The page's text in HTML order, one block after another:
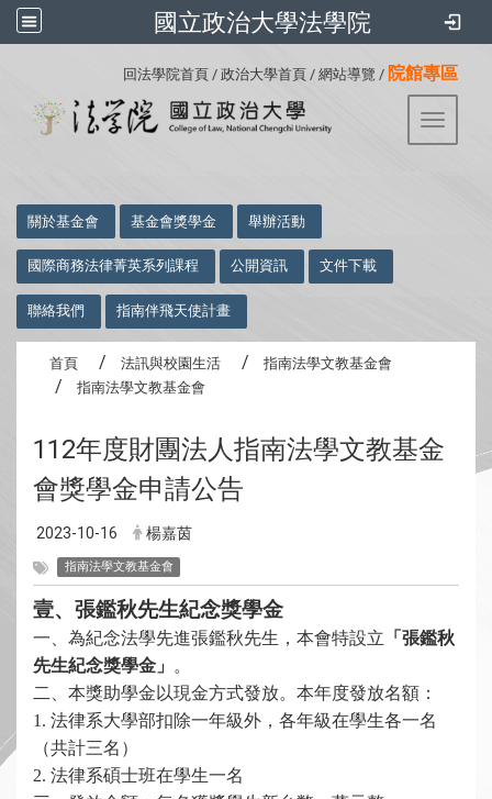
國立政治大學法學院
回法學院首頁 / 政治大學首頁 / 網站導覽 / 院館專區
Toggle
關於基金會 基金會獎學金 舉辦活動
國際商務法律菁英系列課程 公開資訊 文件下載
聯絡我們 指南伴飛天使計畫
首頁 法訊與校園生活
指南法學文教基金會
指南法學文教基金會
112年度財團法人指南法學文教基金
會獎學金申請公告
2023-10-16 楊嘉茵
指南法學文教基金會
壹、張鑑秋先生紀念獎學金
一、 為紀念法學先進張鑑秋先生，本會特設立 「張鑑秋
先生紀念獎學金」
。
二、本獎助學金以現金方式發放。本年度發放名額：
1. 法律系大學部扣除一年級外，各年級在學生各一名
（共計三名）
2. 法律系碩士班在學生一名